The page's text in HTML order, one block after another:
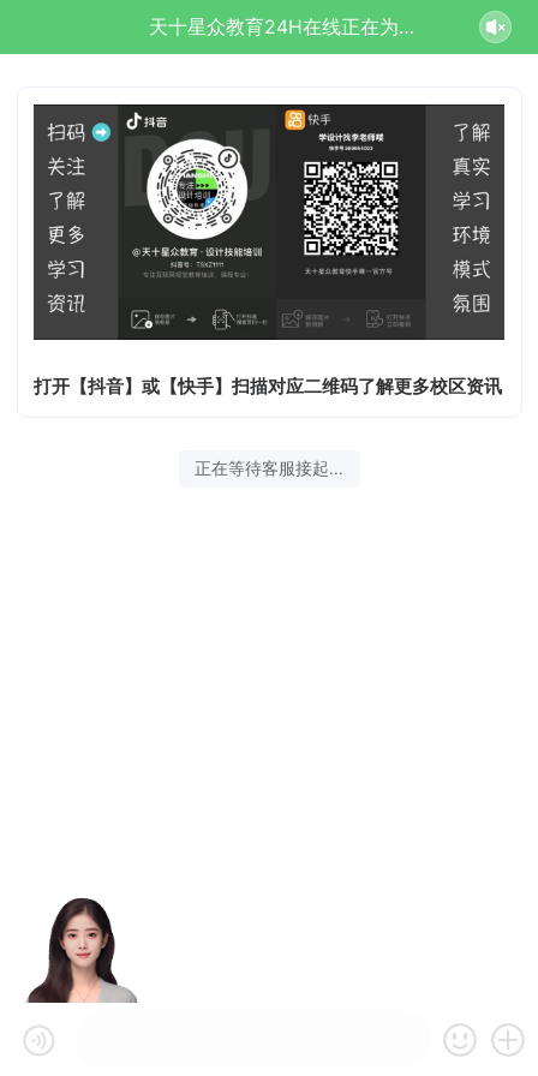
天十星众教育24H在线正在为您服务
打开【抖音】或【快手】扫描对应二维码了解更多校区资讯
正在等待客服接起...